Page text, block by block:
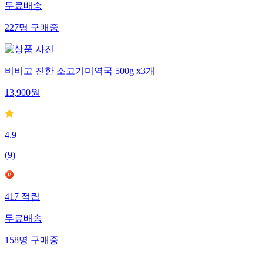
무료배송
227명 구매중
비비고 진한 소고기미역국 500g x3개
13,900원
4.9
(9)
417 적립
무료배송
158명 구매중